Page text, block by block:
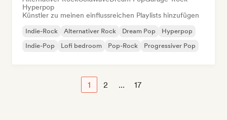
Hyperpop
Künstler zu meinen einflussreichen Playlists hinzufügen
Indie-Rock Alternativer Rock Dream Pop
Hyperpop
Indie-Pop
Lofi bedroom Pop-Rock Progressiver Pop
1 2 ... 17